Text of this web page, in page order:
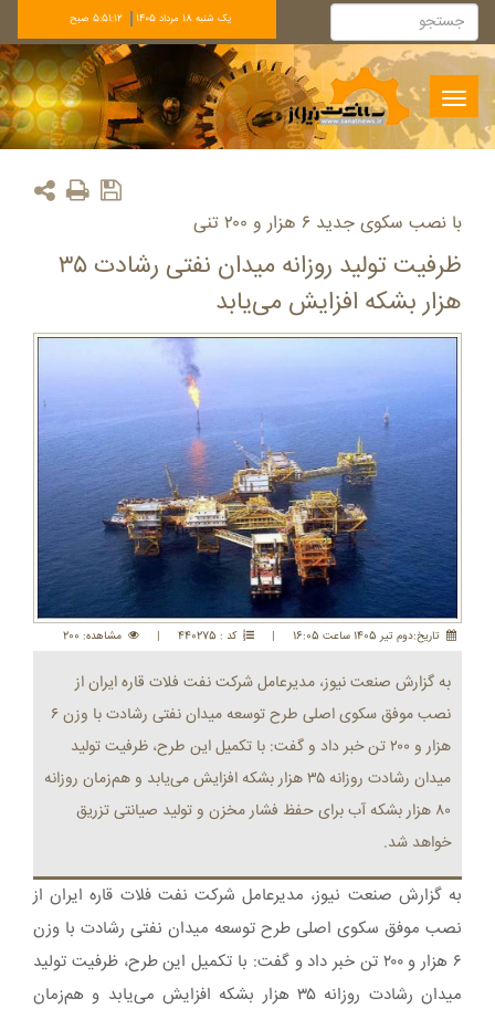
يک شنبه 18 مرداد 1405 5:51:13 صبح
Toggle
navigation
با نصب سکوی جدید ۶ هزار و ۲۰۰ تنی
ظرفیت تولید روزانه میدان نفتی رشادت ۳۵
هزار بشکه‌ افزایش می‌یابد
تاريخ:دوم تير 1405 ساعت 16:05 | کد : 440275 | مشاهده: 200
به گزارش صنعت نیوز، مدیرعامل شرکت نفت فلات قاره ایران از
نصب موفق سکوی اصلی طرح توسعه میدان نفتی رشادت با وزن ۶
هزار و ۲۰۰ تن خبر داد و گفت: با تکمیل این طرح، ظرفیت تولید
میدان رشادت روزانه ۳۵ هزار بشکه افزایش می‌یابد و هم‌زمان روزانه
۸۰ هزار بشکه آب برای حفظ فشار مخزن و تولید صیانتی تزریق
خواهد شد.
به گزارش صنعت نیوز، مدیرعامل شرکت نفت فلات قاره ایران از
نصب موفق سکوی اصلی طرح توسعه میدان نفتی رشادت با وزن
۶ هزار و ۲۰۰ تن خبر داد و گفت: با تکمیل این طرح، ظرفیت تولید
میدان رشادت روزانه ۳۵ هزار بشکه افزایش می‌یابد و هم‌زمان